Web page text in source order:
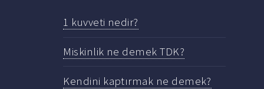
1 kuvveti nedir?
Miskinlik ne demek TDK?
Kendini kaptırmak ne demek?